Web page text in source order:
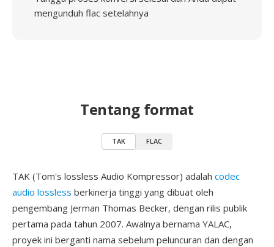
mengunduh flac setelahnya
Tentang format
TAK FLAC
TAK (Tom's lossless Audio Kompressor) adalah codec
audio lossless berkinerja tinggi yang dibuat oleh
pengembang Jerman Thomas Becker, dengan rilis publik
pertama pada tahun 2007. Awalnya bernama YALAC,
proyek ini berganti nama sebelum peluncuran dan dengan